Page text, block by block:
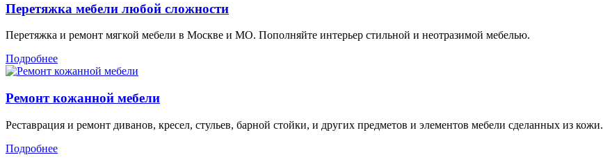
Перетяжка мебели любой сложности
Перетяжка и ремонт мягкой мебели в Москве и МО. Пополняйте интерьер стильной и неотразимой мебелью.
Подробнее
Ремонт кожанной мебели
Реставрация и ремонт диванов, кресел, стульев, барной стойки, и других предметов и элементов мебели сделанных из кожи.
Подробнее